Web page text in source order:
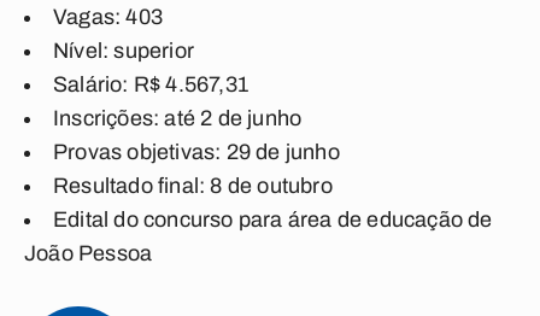
Vagas: 403
Nível: superior
Salário: R$ 4.567,31
Inscrições: até 2 de junho
Provas objetivas: 29 de junho
Resultado final: 8 de outubro
Edital do concurso para área de educação de
João Pessoa